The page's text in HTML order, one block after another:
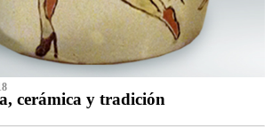
cerámica y tradición